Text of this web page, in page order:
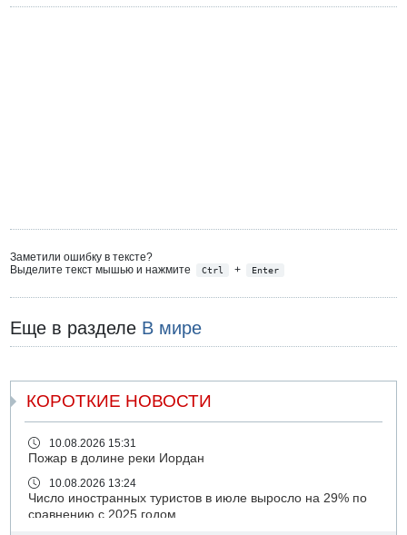
Заметили ошибку в тексте?
Выделите текст мышью и нажмите
Ctrl + Enter
Еще в разделе В мире
КОРОТКИЕ НОВОСТИ
10.08.2026 15:31
Пожар в долине реки Иордан
10.08.2026 13:24
Число иностранных туристов в июле выросло на 29% по
сравнению с 2025 годом